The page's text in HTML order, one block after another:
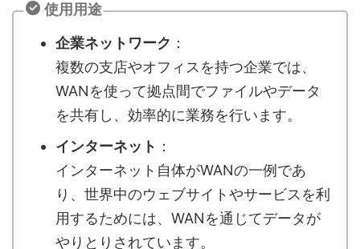
使用用途
企業ネットワーク ：
複数の支店やオフィスを持つ企業では、
WANを使って拠点間でファイルやデータ
を共有し、効率的に業務を行います。
インターネット ：
インターネット自体がWANの一例であ
り、世界中のウェブサイトやサービスを利
用するためには、WANを通じてデータが
やりとりされています。